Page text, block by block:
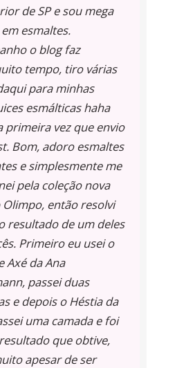
de SP e sou mega
esmaltes.
o blog faz
tempo, tiro várias
para minhas
esmálticas haha
primeira vez que envio
Bom, adoro esmaltes
e simplesmente me
pela coleção nova
Olimpo, então resolvi
resultado de um deles
Primeiro eu usei o
Axé da Ana
passei duas
e depois o Héstia da
uma camada e foi
que obtive,
apesar de ser